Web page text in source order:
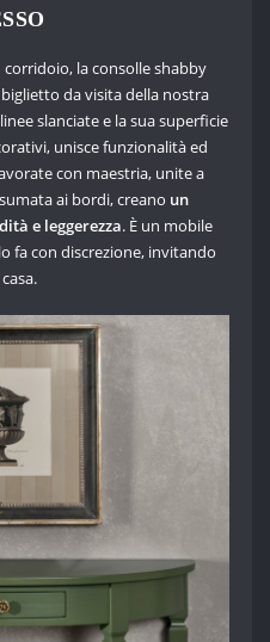
corridoio, la consolle shabby
da visita della nostra
slanciate e la sua superficie
unisce funzionalità ed
con maestria, unite a
ai bordi, creano un
e leggerezza. È un mobile
fa con discrezione, invitando